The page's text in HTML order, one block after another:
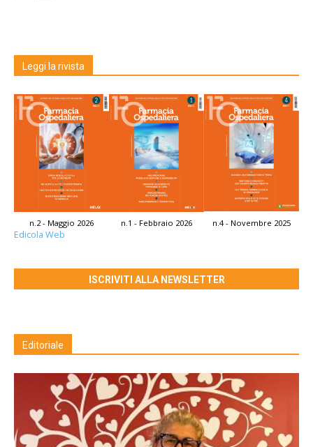
Leggi la rivista
n.2 - Maggio 2026 n.1 - Febbraio 2026 n.4 - Novembre 2025
Edicola Web
ISCRIVITI ALLA NEWSLETTER
Editoriale